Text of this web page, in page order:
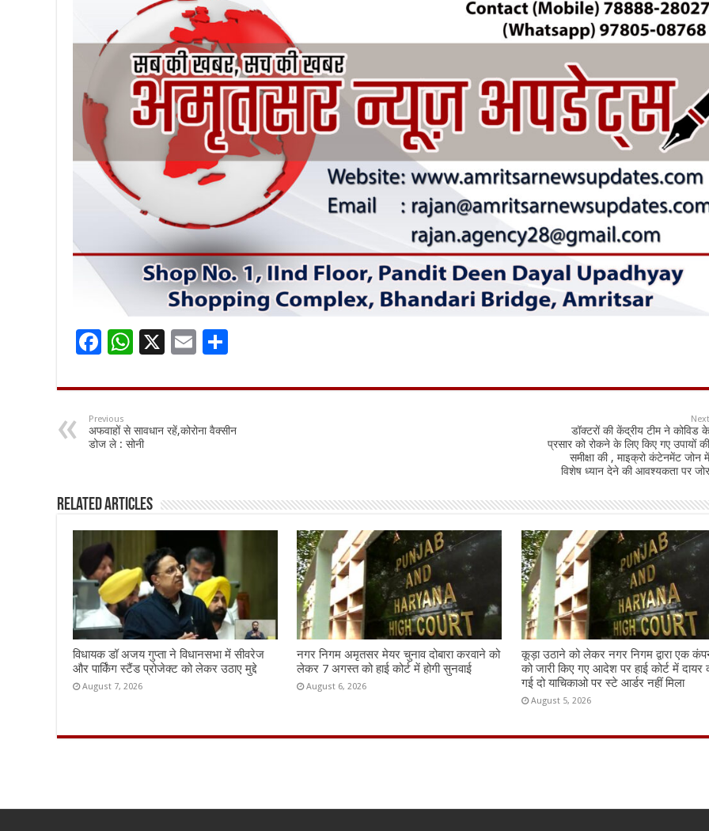
F
e
b
o
k
W
at
p
X
E
ai ar
e
Previous
अफवाहों से सावधान रहें,कोरोना वैक्सीन
डोज ले : सोनी
Next
डॉक्टरों की केंद्रीय टीम ने कोविड के
प्रसार को रोकने के लिए किए गए उपायों की
समीक्षा की , माइक्रो कंटेनमेंट जोन में
विशेष ध्यान देने की आवश्यकता पर जोर
Related Articles
विधायक डॉ अजय गुप्ता ने विधानसभा में सीवरेज
और पार्किंग स्टैंड प्रोजेक्ट को लेकर उठाए मुद्दे
August 7, 2026
नगर निगम अमृतसर मेयर चुनाव दोबारा करवाने को
लेकर 7 अगस्त को हाई कोर्ट में होगी सुनवाई
August 6, 2026
कूड़ा उठाने को लेकर नगर निगम द्वारा एक
को जारी किए गए आदेश पर हाई कोर्ट में दायर
गई दो याचिकाओ पर स्टे आर्डर नहीं मिला
August 5, 2026